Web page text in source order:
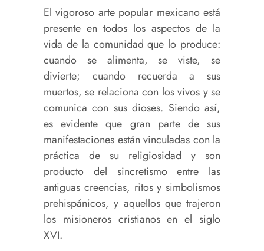
El vigoroso arte popular mexicano está
presente en todos los aspectos de la
vida de la comunidad que lo produce:
cuando se alimenta, se viste, se
divierte; cuando recuerda a sus
muertos, se relaciona con los vivos y se
comunica con sus dioses. Siendo así,
es evidente que gran parte de sus
manifestaciones están vinculadas con la
práctica de su religiosidad y son
producto del sincretismo entre las
antiguas creencias, ritos y simbolismos
prehispánicos, y aquellos que trajeron
los misioneros cristianos en el siglo
XVI.